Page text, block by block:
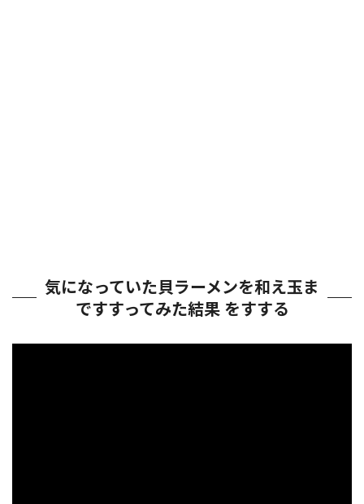
気になっていた貝ラーメンを和え玉ま
ですすってみた結果 をすする